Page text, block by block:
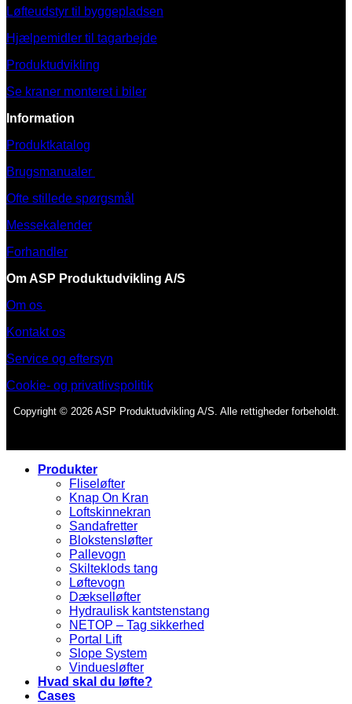
Løfteudstyr til byggepladsen
Hjælpemidler til tagarbejde
Produktudvikling
Se kraner monteret i biler
Information
Produktkatalog
Brugsmanualer
Ofte stillede spørgsmål
Messekalender
Forhandler
Om ASP Produktudvikling A/S
Om os
Kontakt os
Service og eftersyn
Cookie- og privatlivspolitik
Copyright © 2026 ASP Produktudvikling A/S. Alle rettigheder forbeholdt.
Produkter
Fliseløfter
Knap On Kran
Loftskinnekran
Sandafretter
Blokstensløfter
Pallevogn
Skilteklods tang
Løftevogn
Dækselløfter
Hydraulisk kantstenstang
NETOP – Tag sikkerhed
Portal Lift
Slope System
Vinduesløfter
Hvad skal du løfte?
Cases